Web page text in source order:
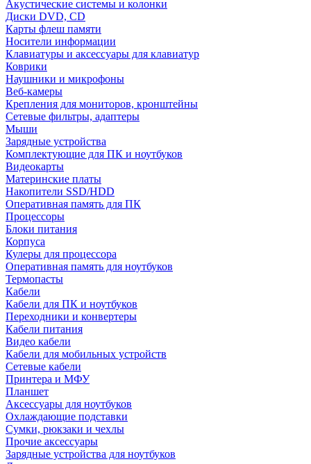
Акустические системы и колонки
Диски DVD, CD
Карты флеш памяти
Носители информации
Клавиатуры и аксессуары для клавиатур
Коврики
Наушники и микрофоны
Веб-камеры
Крепления для мониторов, кронштейны
Сетевые фильтры, адаптеры
Мыши
Зарядные устройства
Комплектующие для ПК и ноутбуков
Видеокарты
Материнские платы
Накопители SSD/HDD
Оперативная память для ПК
Процессоры
Блоки питания
Корпуса
Кулеры для процессора
Оперативная память для ноутбуков
Термопасты
Кабели
Кабели для ПК и ноутбуков
Переходники и конвертеры
Кабели питания
Видео кабели
Кабели для мобильных устройств
Сетевые кабели
Принтера и МФУ
Планшет
Аксессуары для ноутбуков
Охлаждающие подставки
Сумки, рюкзаки и чехлы
Прочие аксессуары
Зарядные устройства для ноутбуков